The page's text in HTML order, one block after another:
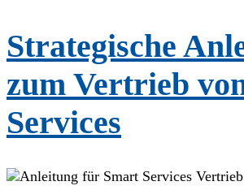
Strategische
zum Vertrieb
Services